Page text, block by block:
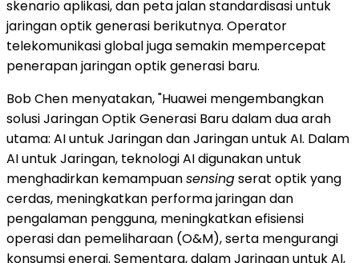
skenario aplikasi, dan peta jalan standardisasi untuk
jaringan optik generasi berikutnya. Operator
telekomunikasi global juga semakin mempercepat
penerapan jaringan optik generasi baru.
Bob Chen menyatakan, "Huawei mengembangkan
solusi Jaringan Optik Generasi Baru dalam dua arah
utama: AI untuk Jaringan dan Jaringan untuk AI. Dalam
AI untuk Jaringan, teknologi AI digunakan untuk
menghadirkan kemampuansensingserat optik yang
cerdas, meningkatkan performa jaringan dan
pengalaman pengguna, meningkatkan efisiensi
operasi dan pemeliharaan (O&M), serta mengurangi
konsumsi energi. Sementara, dalam Jaringan untuk AI,